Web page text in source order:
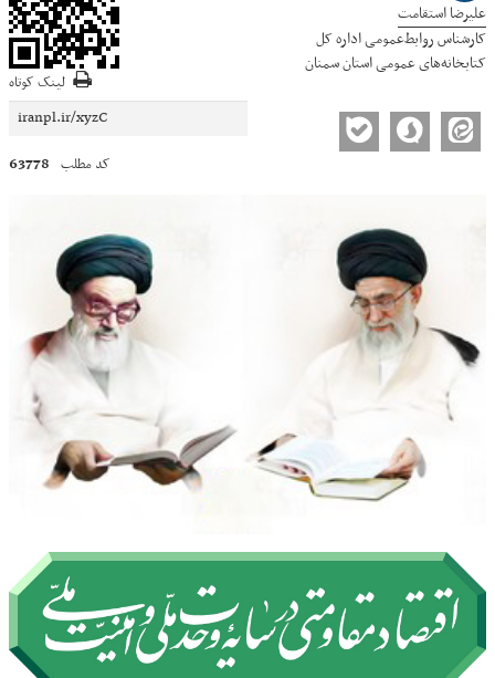
علیرضا استقامت
کارشناس روابط‌عمومی اداره کل
کتابخانه‌های عمومی استان سمنان
لینک کوتاه
کد مطلب 63778